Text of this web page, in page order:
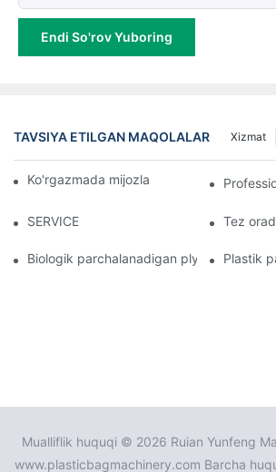
Endi So'rov Yuboring
TAVSIYA ETILGAN MAQOLALAR Xizmat
Ko'rgazmada mijozlar bilan guruhli
SERVICE Tez
Biologik parchalanadigan plyonkaliPlastik
Mualliflik huquqi © 2026 Ruian Yunfeng
www.plasticbagmachinery.com Barcha